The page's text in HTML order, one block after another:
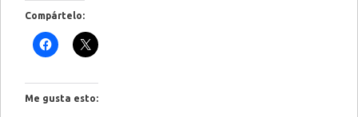
Compártelo:
Me gusta esto: